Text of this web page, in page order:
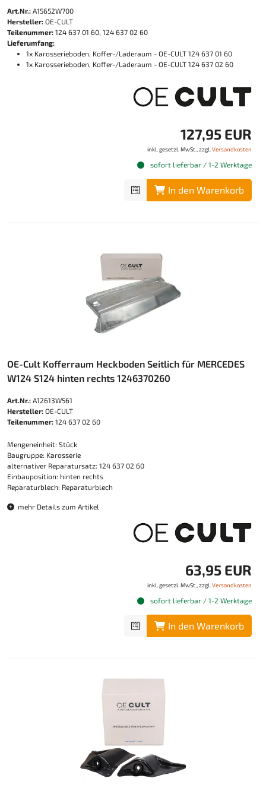
Art.Nr.: A15652W700
Hersteller: OE-CULT
Teilenummer: 124 637 01 60, 124 637 02 60
Lieferumfang:
1x Karosserieboden, Koffer-/Laderaum - OE-CULT 124 637 01 60
1x Karosserieboden, Koffer-/Laderaum - OE-CULT 124 637 02 60
127,95 EUR
inkl. gesetzl. MwSt., zzgl. Versandkosten
sofort lieferbar / 1-2 Werktage
In den Warenkorb
OE-Cult Kofferraum Heckboden Seitlich für MERCEDES
W124 S124 hinten rechts 1246370260
Art.Nr.: A12613W561
Hersteller: OE-CULT
Teilenummer: 124 637 02 60
Mengeneinheit: Stück
Baugruppe: Karosserie
alternativer Reparatursatz: 124 637 02 60
Einbauposition: hinten rechts
Reparaturblech: Reparaturblech
mehr Details zum Artikel
63,95 EUR
inkl. gesetzl. MwSt., zzgl. Versandkosten
sofort lieferbar / 1-2 Werktage
In den Warenkorb